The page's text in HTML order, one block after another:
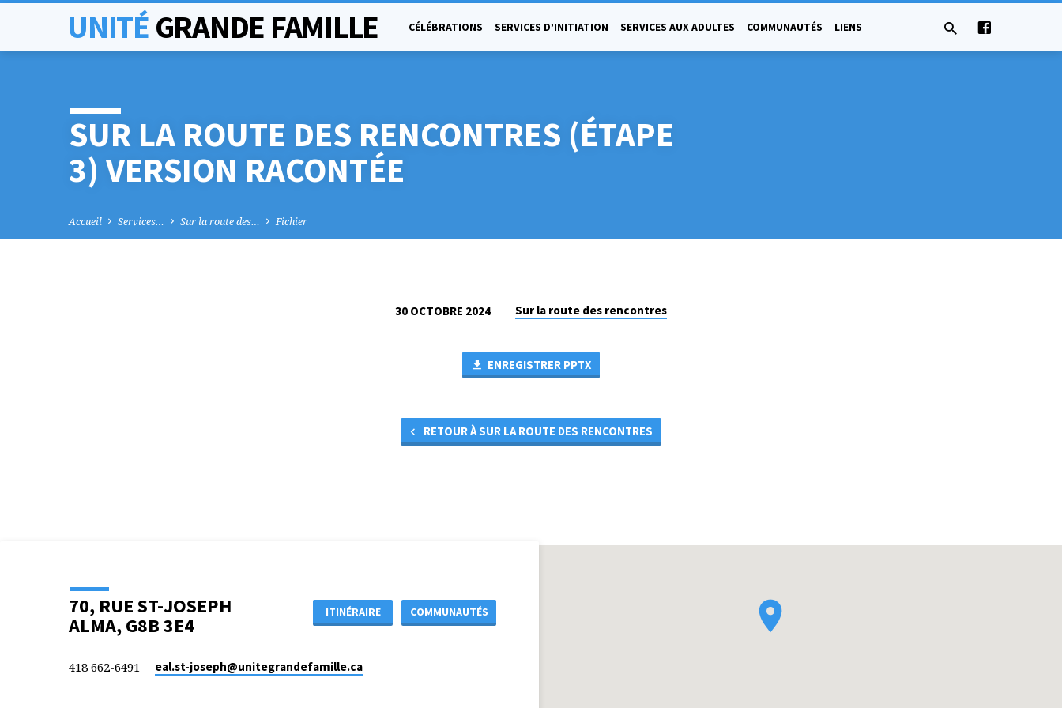
UNITÉ GRANDE FAMILLE CÉLÉBRATIONS SERVICES D’INITIATION SERVICES AUX ADULTES COMMUNAUTÉS LIENS
SUR LA ROUTE DES RENCONTRES (ÉTAPE
3) VERSION RACONTÉE
Accueil Services… Sur la route des… Fichier
VERSION
RACONTÉE
30 OCTOBRE 2024 Sur la route des rencontres
ENREGISTRER PPTX
RETOUR À SUR LA ROUTE DES RENCONTRES
70, RUE ST-JOSEPH
ALMA, G8B 3E4
ITINÉRAIRE COMMUNAUTÉS
418 662-6491 eal.st-joseph​@unitegrandefamille.ca